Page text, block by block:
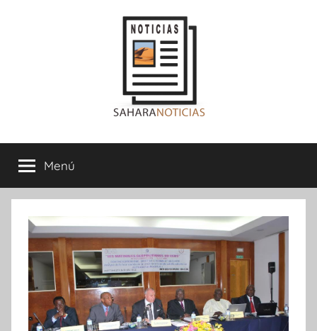
Sahara
Noticias
Menú